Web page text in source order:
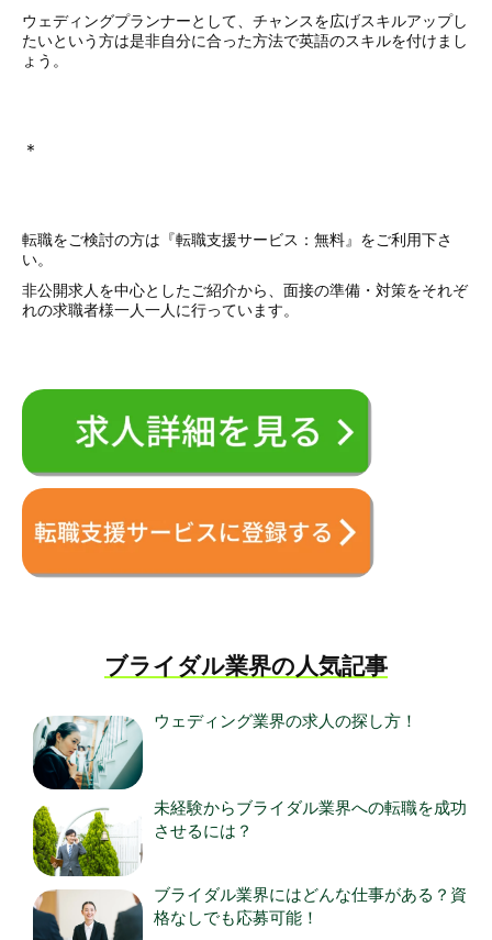
ウェディングプランナーとして、チャンスを広げスキルアップし
たいという方は是非自分に合った方法で英語のスキルを付けまし
ょう。
＊
転職をご検討の方は『転職支援サービス：無料』をご利用下さ
い。
非公開求人を中心としたご紹介から、面接の準備・対策をそれぞ
れの求職者様一人一人に行っています。
ブライダル業界の人気記事
ウェディング業界の求人の探し方！
未経験からブライダル業界への転職を成功
させるには？
ブライダル業界にはどんな仕事がある？資
格なしでも応募可能！